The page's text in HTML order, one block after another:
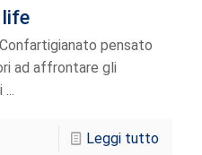
life
pensato
ad affrontare gli
Leggi tutto